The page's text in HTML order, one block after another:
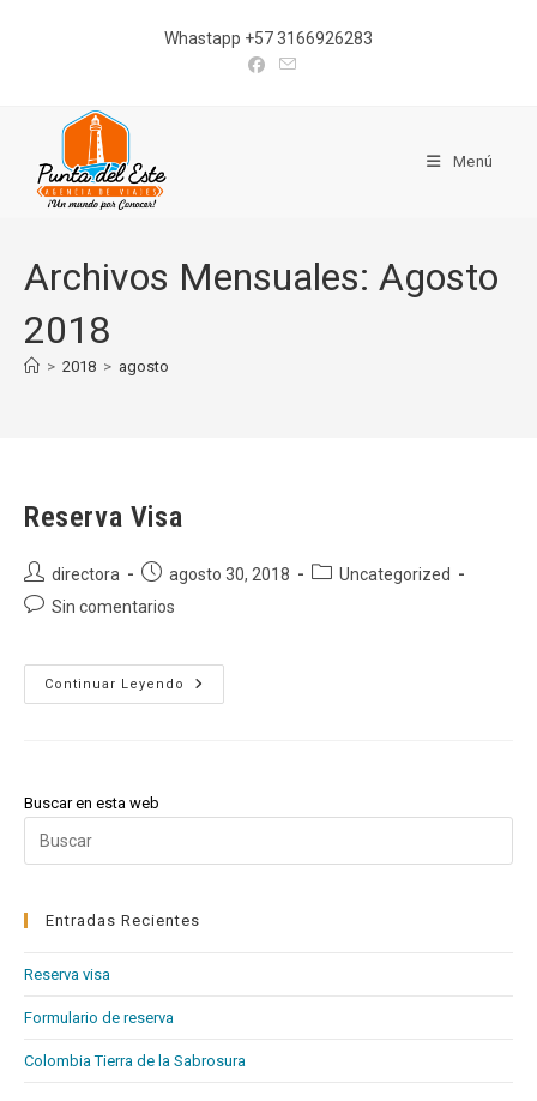
Whastapp +57 3166926283
Menú
Archivos Mensuales: Agosto
2018
> 2018 > agosto
Reserva Visa
Autor
de
directora
Publicación
de
agosto 30, 2018
Categoría
Uncategorized
Comentarios
entrada:
Sin comentarios
Continuar Leyendo
Reserva
Visa
Buscar en esta web
Entradas Recientes
Reserva visa
Formulario de reserva
Colombia Tierra de la Sabrosura